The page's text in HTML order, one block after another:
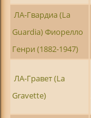
ЛА-Гвардиа (La
Guardia) Фиорелло
Генри (1882-1947)
ЛА-Гравет (La
Gravette)